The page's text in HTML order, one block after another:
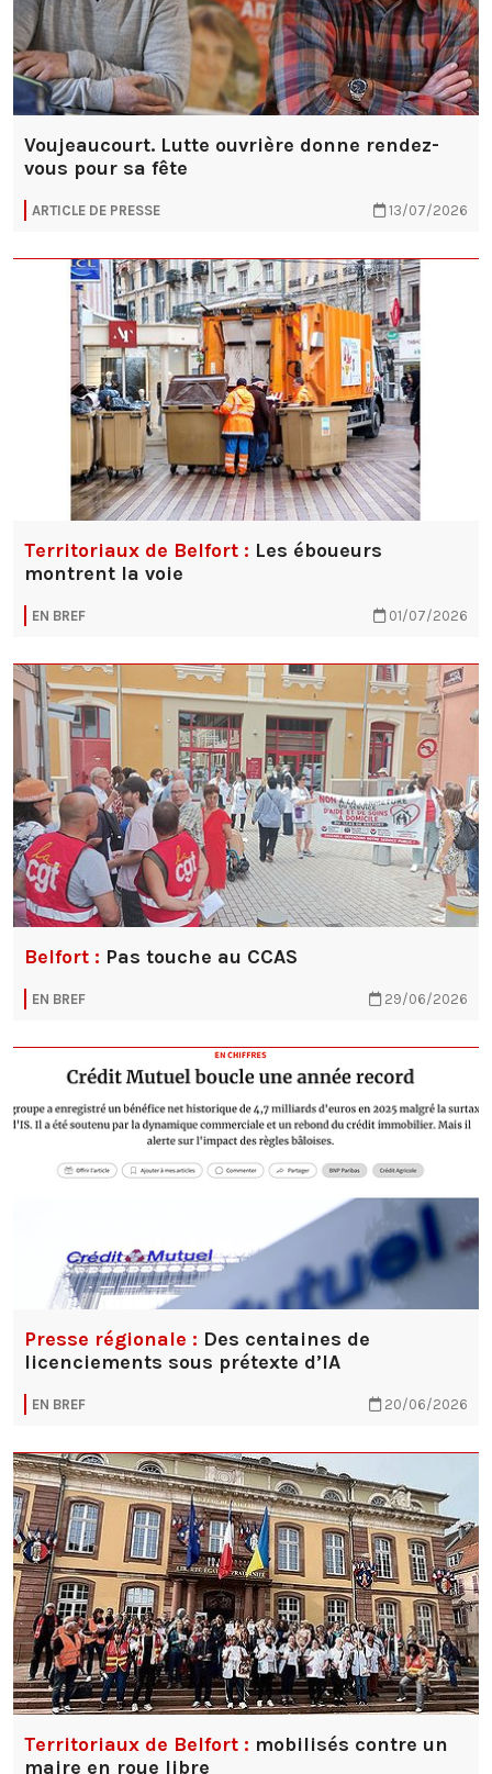
Voujeaucourt. Lutte ouvrière donne rendez-
vous pour sa fête
ARTICLE DE PRESSE 13/07/2026
Territoriaux de Belfort : Les éboueurs
montrent la voie
EN BREF 01/07/2026
Belfort : Pas touche au CCAS
EN BREF 29/06/2026
Presse régionale : Des centaines de
licenciements sous prétexte d’IA
EN BREF 20/06/2026
Territoriaux de Belfort : mobilisés contre un
maire en roue libre